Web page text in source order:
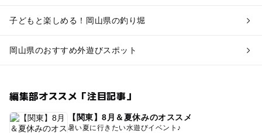
子どもと楽しめる！岡山県の釣り堀
岡山県のおすすめ外遊びスポット
編集部オススメ「注目記事」
【関東】8月＆夏休みのオススメ
暑い夏に行きたい水遊びイベント♪